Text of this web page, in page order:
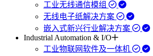
工业无线通信模组
无线电子纸解决方案
嵌入式新兴行业解决方案
Industrial Automation & I/O
工业物联网软件及一体机